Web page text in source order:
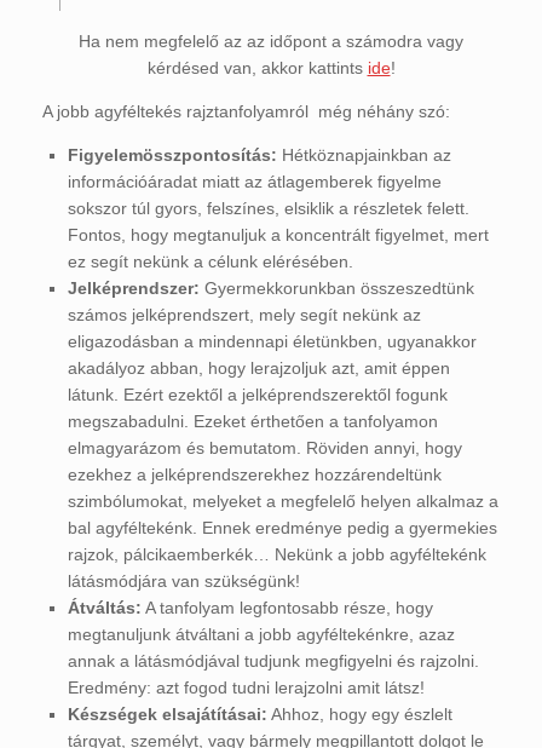
Ha nem megfelelő az az időpont a számodra vagy
kérdésed van, akkor kattints ide!
A jobb agyféltekés rajztanfolyamról még néhány szó:
Figyelemösszpontosítás: Hétköznapjainkban az
információáradat miatt az átlagemberek figyelme
sokszor túl gyors, felszínes, elsiklik a részletek felett.
Fontos, hogy megtanuljuk a koncentrált figyelmet, mert
ez segít nekünk a célunk elérésében.
Jelképrendszer: Gyermekkorunkban összeszedtünk
számos jelképrendszert, mely segít nekünk az
eligazodásban a mindennapi életünkben, ugyanakkor
akadályoz abban, hogy lerajzoljuk azt, amit éppen
látunk. Ezért ezektől a jelképrendszerektől fogunk
megszabadulni. Ezeket érthetően a tanfolyamon
elmagyarázom és bemutatom. Röviden annyi, hogy
ezekhez a jelképrendszerekhez hozzárendeltünk
szimbólumokat, melyeket a megfelelő helyen alkalmaz a
bal agyféltekénk. Ennek eredménye pedig a gyermekies
rajzok, pálcikaemberkék… Nekünk a jobb agyféltekénk
látásmódjára van szükségünk!
Átváltás: A tanfolyam legfontosabb része, hogy
megtanuljunk átváltani a jobb agyféltekénkre, azaz
annak a látásmódjával tudjunk megfigyelni és rajzolni.
Eredmény: azt fogod tudni lerajzolni amit látsz!
Készségek elsajátításai: Ahhoz, hogy egy észlelt
tárgyat, személyt, vagy bármely megpillantott dolgot le